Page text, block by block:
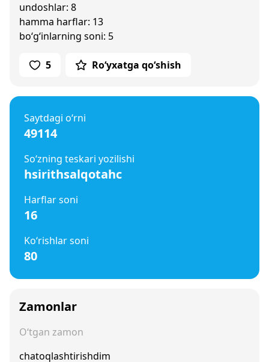
undoshlar: 8
hamma harflar: 13
bo‘g‘inlarning soni: 5
5 Ro‘yxatga qo‘shish
Saytdagi o‘rni
49114
So‘zning teskari yozilishi
hsirithsalqotahc
Harflar soni
16
Ko‘rishlar soni
80
Zamonlar
O‘tgan zamon
chatoqlashtirishdim